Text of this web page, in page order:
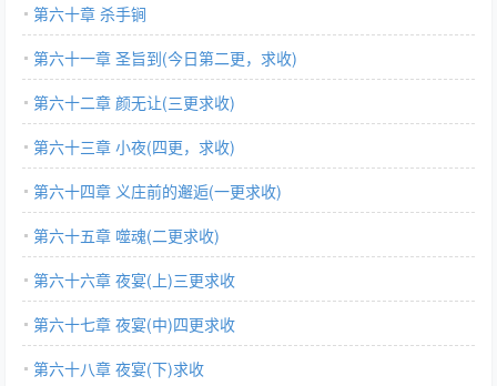
第六十章 杀手锏
第六十一章 圣旨到(今日第二更，求收)
第六十二章 颜无让(三更求收)
第六十三章 小夜(四更，求收)
第六十四章 义庄前的邂逅(一更求收)
第六十五章 噬魂(二更求收)
第六十六章 夜宴(上)三更求收
第六十七章 夜宴(中)四更求收
第六十八章 夜宴(下)求收